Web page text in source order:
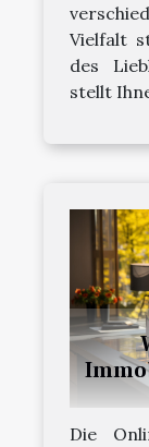
Vielfalt
des
stellt
Die